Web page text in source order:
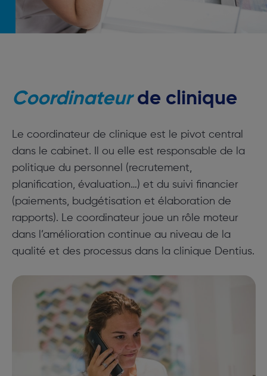
Coordinateurde clinique
Le coordinateur de clinique est le pivot central
dans le cabinet. Il ou elle est responsable de la
politique du personnel (recrutement,
planification, évaluation…) et du suivi financier
(paiements, budgétisation et élaboration de
rapports). Le coordinateur joue un rôle moteur
dans l’amélioration continue au niveau de la
qualité et des processus dans la clinique Dentius.